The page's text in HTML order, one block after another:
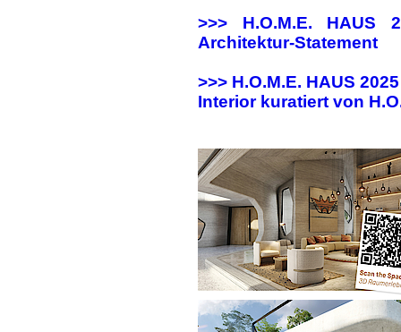
>>> H.O.M.E.
Architektur-Statement
>>> H.O.M.E. HAUS
Interior kuratiert von